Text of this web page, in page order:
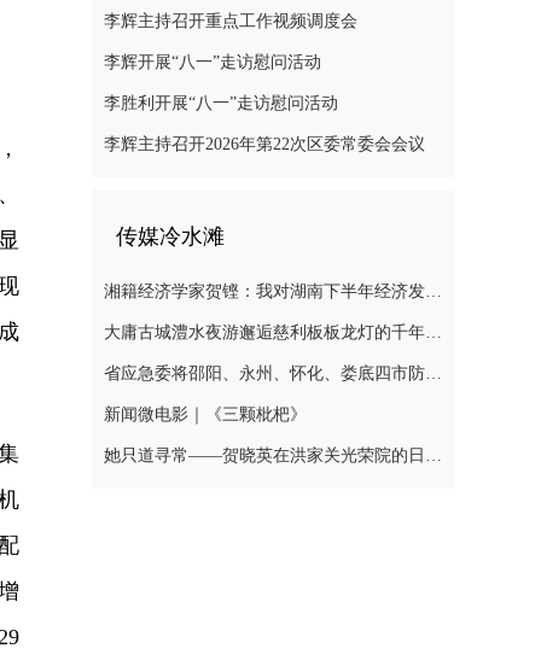
李辉主持召开重点工作视频调度会
李辉开展“八一”走访慰问活动
李胜利开展“八一”走访慰问活动
李辉主持召开2026年第22次区委常委会会议
传媒冷水滩
湘籍经济学家贺铿：我对湖南下半年经济发展有信心
大庸古城澧水夜游邂逅慈利板板龙灯的千年浪漫
省应急委将邵阳、永州、怀化、娄底四市防汛抗灾应急响应提升至三级
新闻微电影｜《三颗枇杷》
她只道寻常——贺晓英在洪家关光荣院的日与夜